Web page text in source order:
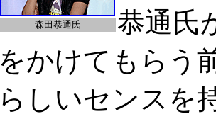
森田恭通氏
恭通氏
をかけてもらう
らしいセンスを